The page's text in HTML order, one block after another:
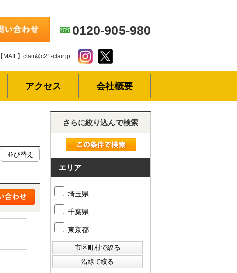
0120-905-980
【MAIL】clair@c21-clair.jp
アクセス 会社概要
さらに絞り込んで検索
エリア
埼玉県
千葉県
東京都